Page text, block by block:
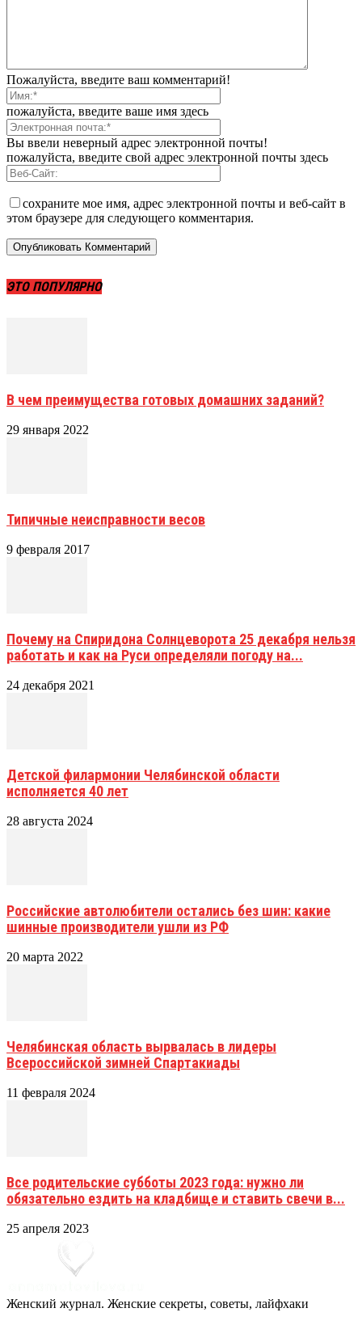
Пожалуйста, введите ваш комментарий!
пожалуйста, введите ваше имя здесь
Вы ввели неверный адрес электронной почты!
пожалуйста, введите свой адрес электронной почты здесь
сохраните мое имя, адрес электронной почты и веб-сайт в
этом браузере для следующего комментария.
ЭТО ПОПУЛЯРНО
В чем преимущества готовых домашних заданий?
29 января 2022
Типичные неисправности весов
9 февраля 2017
Почему на Спиридона Солнцеворота 25 декабря нельзя
работать и как на Руси определяли погоду на...
24 декабря 2021
Детской филармонии Челябинской области
исполняется 40 лет
28 августа 2024
Российские автолюбители остались без шин: какие
шинные производители ушли из РФ
20 марта 2022
Челябинская область вырвалась в лидеры
Всероссийской зимней Спартакиады
11 февраля 2024
Все родительские субботы 2023 года: нужно ли
обязательно ездить на кладбище и ставить свечи в...
25 апреля 2023
Женский журнал. Женские секреты, советы, лайфхаки